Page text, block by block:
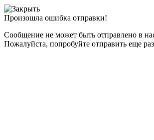
Произошла ошибка отправки!
Сообщение не может быть отправлено в
Пожалуйста, попробуйте отправить еще раз